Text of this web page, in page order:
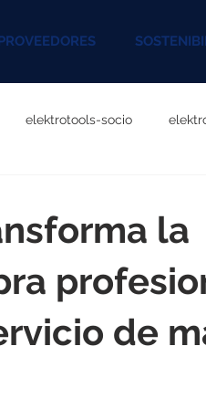
elektrotools-socio
elektrotools-
elektrotools-
la
de